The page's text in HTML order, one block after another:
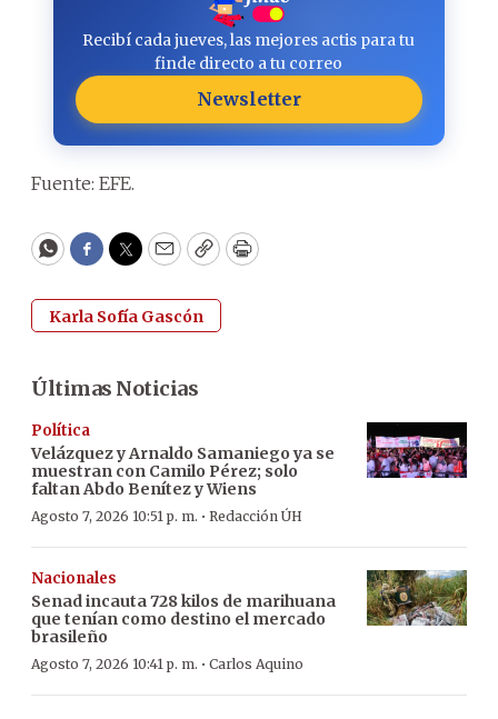
Recibí cada jueves, las mejores actis para tu
finde directo a tu correo
Newsletter
Fuente: EFE.
WhatsApp
Facebook
Twitter
EmailCopyPrint
Karla Sofía Gascón
Últimas Noticias
Política
Velázquez y Arnaldo Samaniego ya se
muestran con Camilo Pérez; solo
faltan Abdo Benítez y Wiens
Agosto 7, 2026 10:51 p. m. · Redacción ÚH
Nacionales
Senad incauta 728 kilos de marihuana
que tenían como destino el mercado
brasileño
Agosto 7, 2026 10:41 p. m. · Carlos Aquino